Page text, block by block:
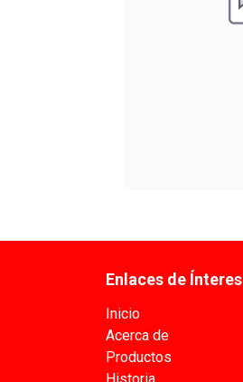
Enlaces de Ínteres
Inicio
Acerca de
Productos